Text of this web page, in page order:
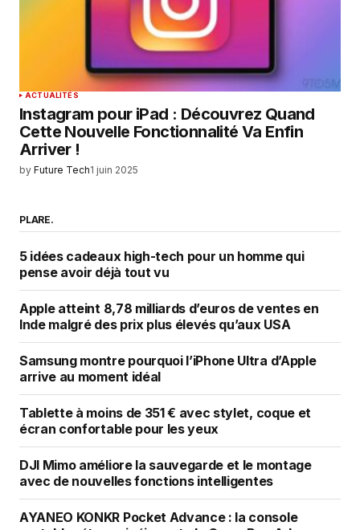
ACTUALITÉS
Instagram pour iPad : Découvrez Quand
Cette Nouvelle Fonctionnalité Va Enfin
Arriver !
by Future Tech1 juin 2025
PLARE.
5 idées cadeaux high-tech pour un homme qui
pense avoir déjà tout vu
Apple atteint 8,78 milliards d’euros de ventes en
Inde malgré des prix plus élevés qu’aux USA
Samsung montre pourquoi l’iPhone Ultra d’Apple
arrive au moment idéal
Tablette à moins de 351 € avec stylet, coque et
écran confortable pour les yeux
DJI Mimo améliore la sauvegarde et le montage
avec de nouvelles fonctions intelligentes
AYANEO KONKR Pocket Advance : la console